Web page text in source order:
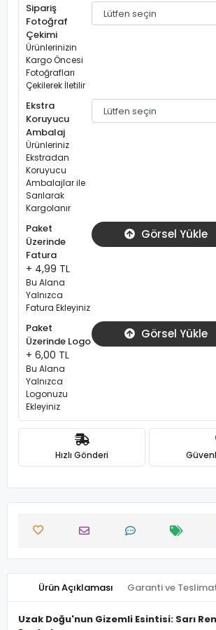
Sipariş
Fotoğraf
Çekimi
Ürünlerinizin
Kargo Öncesi
Fotoğrafları
Çekilerek İletilir
Ekstra
Koruyucu
Ambalaj
Ürünleriniz
Ekstradan
Koruyucu
Ambalajlar ile
Sarılarak
Kargolanır
Paket
Üzerinde
Fatura
+ 4,99 TL
Bu Alana
Yalnızca
Fatura Ekleyiniz
Görsel Yükle
Paket
Üzerinde Logo
+ 6,00 TL
Bu Alana
Yalnızca
Logonuzu
Ekleyiniz
Görsel Yükle
Hızlı Gönderi
Ürün Açıklaması Garanti ve
Uzak Doğu'nun Gizemli Esintisi: Sarı